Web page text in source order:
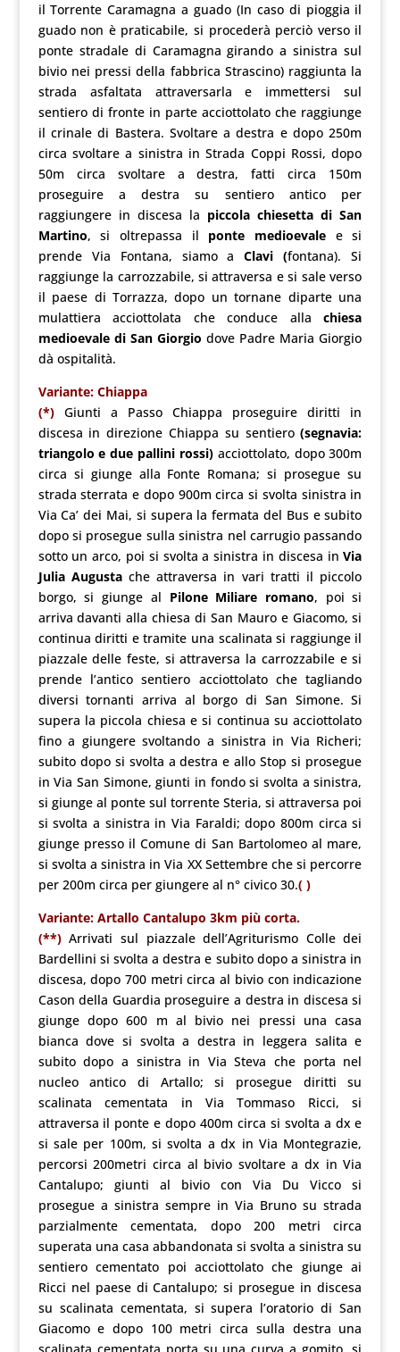
il Torrente Caramagna a guado (In caso di pioggia il
guado non è praticabile, si procederà perciò verso il
ponte stradale di Caramagna girando a sinistra sul
bivio nei pressi della fabbrica Strascino) raggiunta la
strada asfaltata attraversarla e immettersi sul
sentiero di fronte in parte acciottolato che raggiunge
il crinale di Bastera. Svoltare a destra e dopo 250m
circa svoltare a sinistra in Strada Coppi Rossi, dopo
50m circa svoltare a destra, fatti circa 150m
proseguire a destra su sentiero antico per
raggiungere in discesa la piccola chiesetta di San
Martino, si oltrepassa il ponte medioevale e si
prende Via Fontana, siamo aClavi (fontana). Si
raggiunge la carrozzabile, si attraversa e si sale verso
il paese di Torrazza, dopo un tornane diparte una
mulattiera acciottolata che conduce allachiesa
medioevale di San Giorgio dove Padre Maria Giorgio
dà ospitalità.
Variante: Chiappa
(*)Giunti a Passo Chiappa proseguire diritti in
discesa in direzione Chiappa su sentiero(segnavia:
triangolo e due pallini rossi)acciottolato, dopo 300m
circa si giunge alla Fonte Romana; si prosegue su
strada sterrata e dopo 900m circa si svolta sinistra in
Via Ca’ dei Mai, si supera la fermata del Bus e subito
dopo si prosegue sulla sinistra nel carrugio passando
sotto un arco, poi si svolta a sinistra in discesa inVia
Julia Augustache attraversa in vari tratti il piccolo
borgo, si giunge al Pilone Miliare romano, poi si
arriva davanti alla chiesa di San Mauro e Giacomo, si
continua diritti e tramite una scalinata si raggiunge il
piazzale delle feste, si attraversa la carrozzabile e si
prende l’antico sentiero acciottolato che tagliando
diversi tornanti arriva al borgo di San Simone. Si
supera la piccola chiesa e si continua su acciottolato
fino a giungere svoltando a sinistra in Via Richeri;
subito dopo si svolta a destra e allo Stop si prosegue
in Via San Simone, giunti in fondo si svolta a sinistra,
si giunge al ponte sul torrente Steria, si attraversa poi
si svolta a sinistra in Via Faraldi; dopo 800m circa si
giunge presso il Comune di San Bartolomeo al mare,
si svolta a sinistra in Via XX Settembre che si percorre
per 200m circa per giungere al n° civico 30.( )
Variante: Artallo Cantalupo 3km più corta.
(**) Arrivati sul piazzale dell’Agriturismo Colle dei
Bardellini si svolta a destra e subito dopo a sinistra in
discesa, dopo 700 metri circa al bivio con indicazione
Cason della Guardia proseguire a destra in discesa si
giunge dopo 600 m al bivio nei pressi una casa
bianca dove si svolta a destra in leggera salita e
subito dopo a sinistra in Via Steva che porta nel
nucleo antico di Artallo; si prosegue diritti su
scalinata cementata in Via Tommaso Ricci, si
attraversa il ponte e dopo 400m circa si svolta a dx e
si sale per 100m, si svolta a dx in Via Montegrazie,
percorsi 200metri circa al bivio svoltare a dx in Via
Cantalupo; giunti al bivio con Via Du Vicco si
prosegue a sinistra sempre in Via Bruno su strada
parzialmente cementata, dopo 200 metri circa
superata una casa abbandonata si svolta a sinistra su
sentiero cementato poi acciottolato che giunge ai
Ricci nel paese di Cantalupo; si prosegue in discesa
su scalinata cementata, si supera l’oratorio di San
Giacomo e dopo 100 metri circa sulla destra una